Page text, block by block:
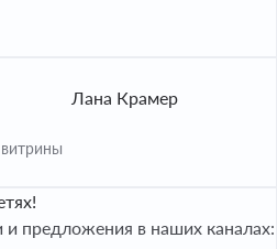
Лана Крамер
предложения в наших каналах: